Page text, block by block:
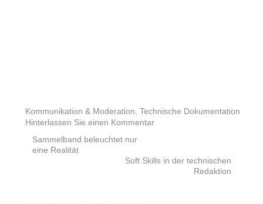
Kommunikation & Moderation Technische Dokumentation
Hinterlassen Sie einen Kommentar
Beitrags
Sammelband beleuchtet nur
eine Realität
Soft Skills in der technischen
Redaktion